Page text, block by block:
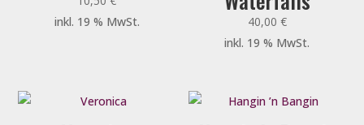
inkl. 19 % MwSt.
40,00 €
inkl. 19 % MwSt.